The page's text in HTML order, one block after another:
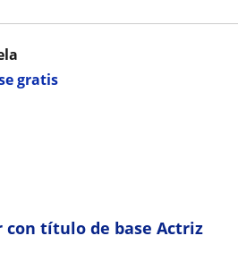
gratis
con título de base Actriz